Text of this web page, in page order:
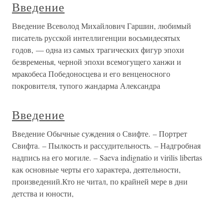
Введение
Введение Всеволод Михайлович Гаршин, любимый
писатель русской интеллигенции восьмидесятых
годов, — одна из самых трагических фигур эпохи
безвременья, черной эпохи всемогущего ханжи и
мракобеса Победоносцева и его венценосного
покровителя, тупого жандарма Александра
Введение
Введение Обычные суждения о Свифте. – Портрет
Свифта. – Пылкость и рассудительность. – Надгробная
надпись на его могиле. – Saeva indignatio и virilis libertas
как основные черты его характера, деятельности,
произведений.Кто не читал, по крайней мере в дни
детства и юности,